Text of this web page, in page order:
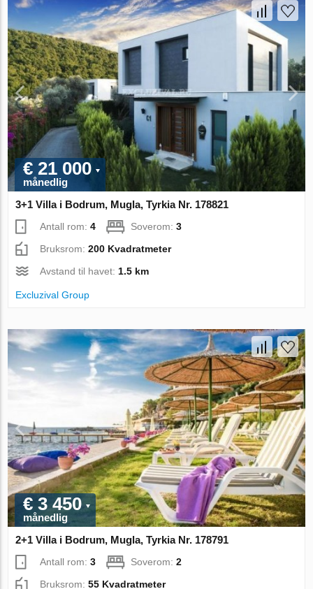
€ 21 000
månedlig
3+1 Villa i Bodrum, Mugla, Tyrkia Nr. 178821
Antall rom:4 Soverom:3
Bruksrom:200 Kvadratmeter
Avstand til havet: 1.5 km
Excluzival Group
€ 3 450
månedlig
2+1 Villa i Bodrum, Mugla, Tyrkia Nr. 178791
Antall rom:3 Soverom:2
Bruksrom:55 Kvadratmeter